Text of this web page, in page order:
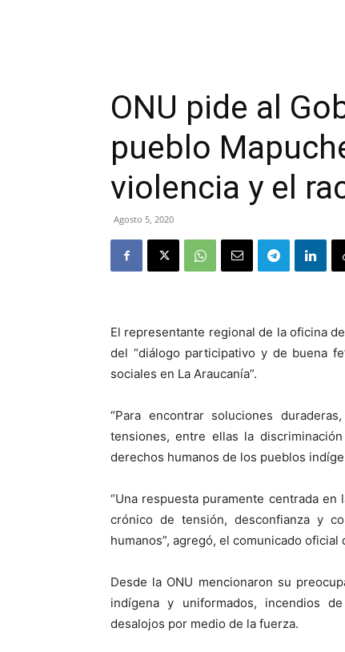
ONU pide al
pueblo
violencia y el
Agosto 5, 2020
El representante regional de la oficina
del “diálogo participativo y de buena
sociales en La Araucanía”.
“Para encontrar soluciones
tensiones, entre ellas la
derechos humanos de los pueblos
“Una respuesta puramente centrada
crónico de tensión, desconfianza y
humanos”, agregó, el comunicado oficial
Desde la ONU mencionaron su
indígena y uniformados, incendios
desalojos por medio de la fuerza.